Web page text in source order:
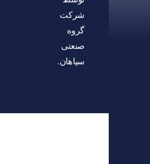
شرکت
گروه
صنعتی
سپاهان.